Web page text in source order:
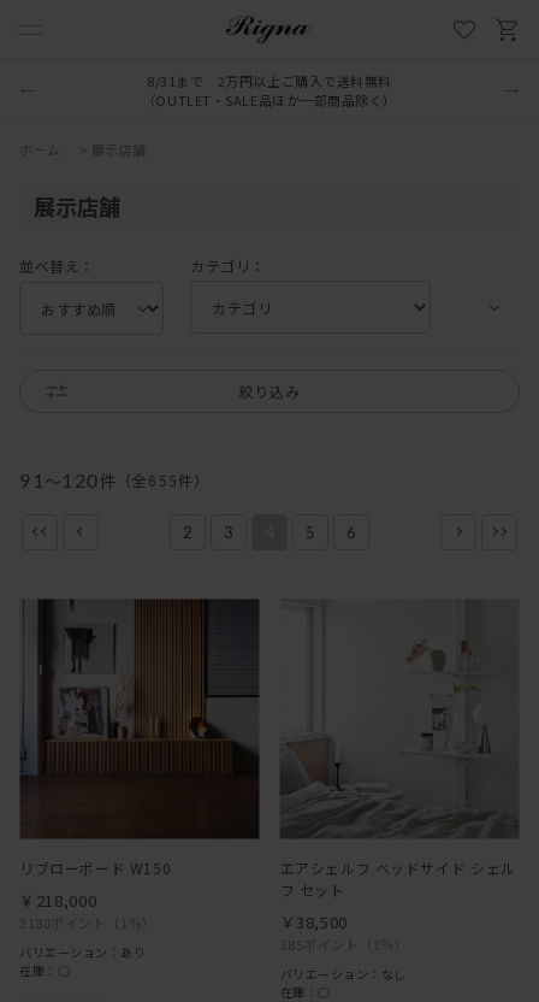
8/31まで 2万円以上ご購入で送料無料
（OUTLET・SALE品ほか一部商品除く）
ホーム 展示店舗
展示店舗
並べ替え： カテゴリ：
絞り込み
91 ～120件 （全655件）
2 3 5 6
リブローボード W150
2180ポイント （1％）
￥218,000
バリエーション：あり
在庫：○
エアシェルフ ベッドサイド シェル
フ セット
385ポイント （1％）
￥38,500
バリエーション：なし
在庫：○